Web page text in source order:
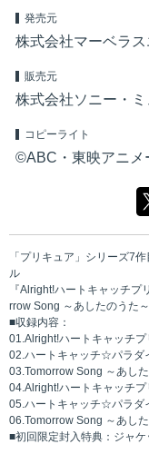
発売元
株式会社マーベラ
販売元
株式会社ソニー・
コピーライト
©ABC・東映アニメ
「プリキュア」シリーズ7
ル
『Alright!ハートキャッチ
rrow Song ～あしたのうた
■収録内容：
01.Alright!ハートキャッチプ
02.ハートキャッチ☆パラダ
03.Tomorrow Song ～あし
04.Alright!ハートキャッチプ
05.ハートキャッチ☆パラダ
06.Tomorrow Song ～あし
■初回限定封入特典：ジャ